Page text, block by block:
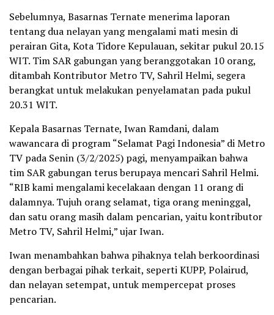
Sebelumnya, Basarnas Ternate menerima laporan
tentang dua nelayan yang mengalami mati mesin di
perairan Gita, Kota Tidore Kepulauan, sekitar pukul 20.15
WIT. Tim SAR gabungan yang beranggotakan 10 orang,
ditambah Kontributor Metro TV, Sahril Helmi, segera
berangkat untuk melakukan penyelamatan pada pukul
20.31 WIT.
Kepala Basarnas Ternate, Iwan Ramdani, dalam
wawancara di program “Selamat Pagi Indonesia” di Metro
TV pada Senin (3/2/2025) pagi, menyampaikan bahwa
tim SAR gabungan terus berupaya mencari Sahril Helmi.
“RIB kami mengalami kecelakaan dengan 11 orang di
dalamnya. Tujuh orang selamat, tiga orang meninggal,
dan satu orang masih dalam pencarian, yaitu kontributor
Metro TV, Sahril Helmi,” ujar Iwan.
Iwan menambahkan bahwa pihaknya telah berkoordinasi
dengan berbagai pihak terkait, seperti KUPP, Polairud,
dan nelayan setempat, untuk mempercepat proses
pencarian.